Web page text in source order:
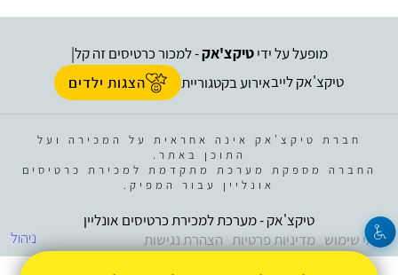
מופעל על ידיטיקצ'אק- למכור כרטיסים זה קל|
טיקצ'אק לייבאירוע בקטגוריית הצגות ילדים
חברת טיקצ'אק אינה אחראית על המכירה ועל
התוכן באתר.
החברה מספקת מערכת מתקדמת למכירת כרטיסים
אונליין עבור המפיק.
ניהול
טיקצ'אק - מערכת למכירת כרטיסים אונליין
תנאי שימוש מדיניות פרטיות הצהרת נגישות